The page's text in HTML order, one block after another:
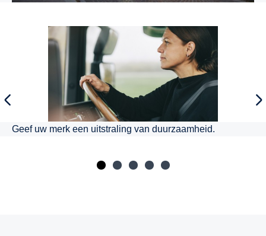
Geef uw merk een uitstraling van duurzaamheid.